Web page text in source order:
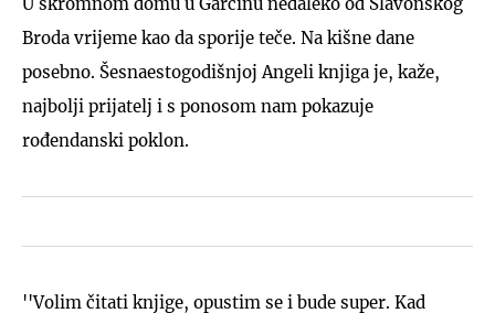
Broda vrijeme kao da sporije teče. Na kišne dane
posebno. Šesnaestogodišnjoj Angeli knjiga je, kaže,
najbolji prijatelj i s ponosom nam pokazuje
rođendanski poklon.
''Volim čitati knjige, opustim se i bude super. Kad